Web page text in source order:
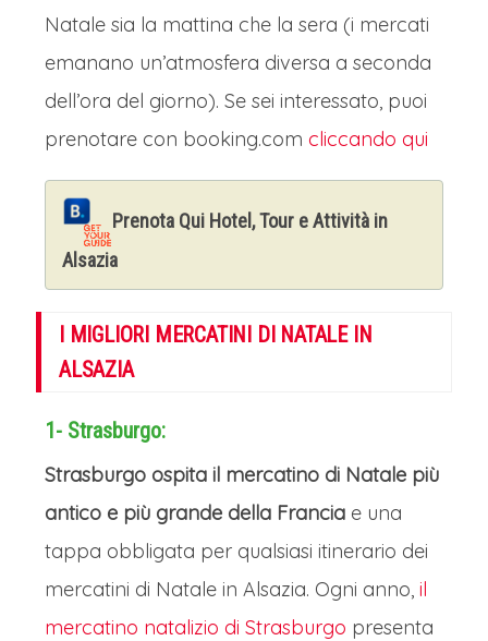
Natale sia la mattina che la sera (i mercati
emanano un’atmosfera diversa a seconda
dell’ora del giorno). Se sei interessato, puoi
prenotare con booking.com cliccando qui
Prenota Qui Hotel, Tour e Attività in
Alsazia
I MIGLIORI MERCATINI DI NATALE IN
ALSAZIA
1- Strasburgo:
Strasburgo ospita il mercatino di Natale più
antico e più grande della Francia e una
tappa obbligata per qualsiasi itinerario dei
mercatini di Natale in Alsazia. Ogni anno, il
mercatino natalizio di Strasburgo presenta